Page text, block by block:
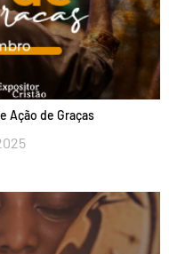
Ação de Graças